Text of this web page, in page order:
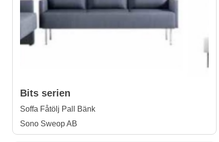
Bits serien
Soffa Fåtölj Pall Bänk
Sono Sweop AB